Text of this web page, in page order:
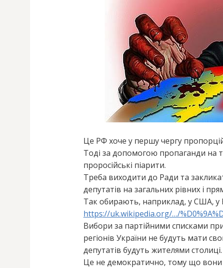
Це РФ хоче у першу чергу
Тоді за допомогою пропаганди на
проросійські піарити.
Треба виходити до Ради та
депутатів на загальних рівних і
Так обирають, наприклад, у США, у
https://uk.wikipedia.org/…/
Вибори за партійними списками
регіонів України не будуть мати
депутатів будуть жителями столиці.
Це не демократично, тому що вони